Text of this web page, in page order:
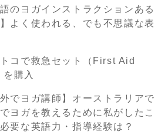
語のヨガインストラクションある
よく使われる、でも不思議な表
コで救急セット（First Aid
を購入
外でヨガ講師】オーストラリアで
ヨガを教えるために私がしたこ
要な英語力・指導経験は？